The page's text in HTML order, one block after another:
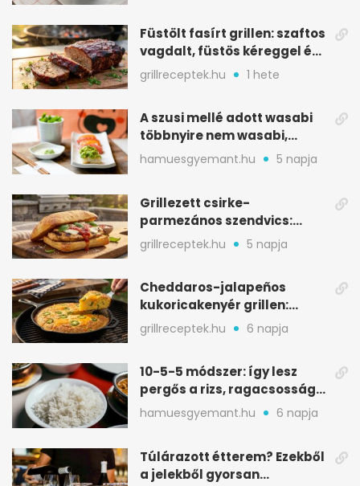
Füstölt fasírt grillen: szaftos
vagdalt, füstös kéreggel és
BBQ mázzal
grillreceptek.hu 1 hete
A szusi mellé adott wasabi
többnyire nem wasabi,
hanem fűszerkeverék
hamuesgyemant.hu 5 napja
Grillezett csirke-
parmezános szendvics:
ropogós csirke, olvadó sajt
grillreceptek.hu 5 napja
Cheddaros-jalapeños
kukoricakenyér grillen:
ropogós alj, puha belső
grillreceptek.hu 6 napja
10-5-5 módszer: így lesz
pergős a rizs, ragacsosság
nélkül
hamuesgyemant.hu 6 napja
Túlárazott étterem? Ezekből
a jelekből gyorsan